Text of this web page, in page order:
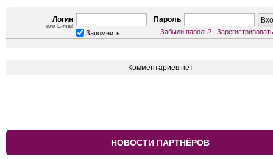
Логин
или E-mail
Пароль
Запомнить Забыли пароль? |
Комментариев нет
НОВОСТИ ПАРТНЁРОВ